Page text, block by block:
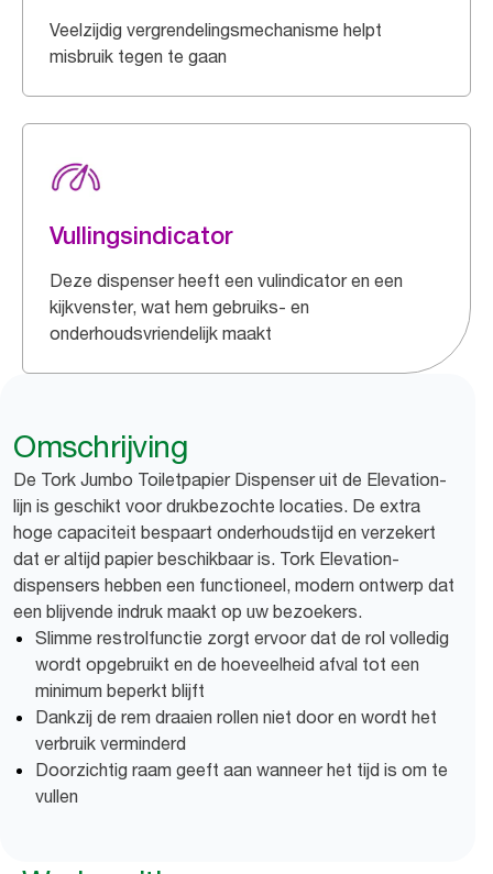
Veelzijdig vergrendelingsmechanisme helpt
misbruik tegen te gaan
Vullingsindicator
Deze dispenser heeft een vulindicator en een
kijkvenster, wat hem gebruiks- en
onderhoudsvriendelijk maakt
Omschrijving
De Tork Jumbo Toiletpapier Dispenser uit de Elevation-
lijn is geschikt voor drukbezochte locaties. De extra
hoge capaciteit bespaart onderhoudstijd en verzekert
dat er altijd papier beschikbaar is. Tork Elevation-
dispensers hebben een functioneel, modern ontwerp dat
een blijvende indruk maakt op uw bezoekers.
Slimme restrolfunctie zorgt ervoor dat de rol volledig
wordt opgebruikt en de hoeveelheid afval tot een
minimum beperkt blijft
Dankzij de rem draaien rollen niet door en wordt het
verbruik verminderd
Doorzichtig raam geeft aan wanneer het tijd is om te
vullen